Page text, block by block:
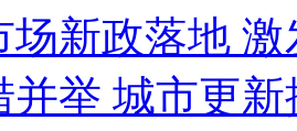
场新政落地
并举 城市更新